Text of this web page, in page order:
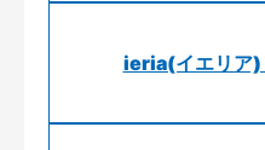
ieria(イエリア)